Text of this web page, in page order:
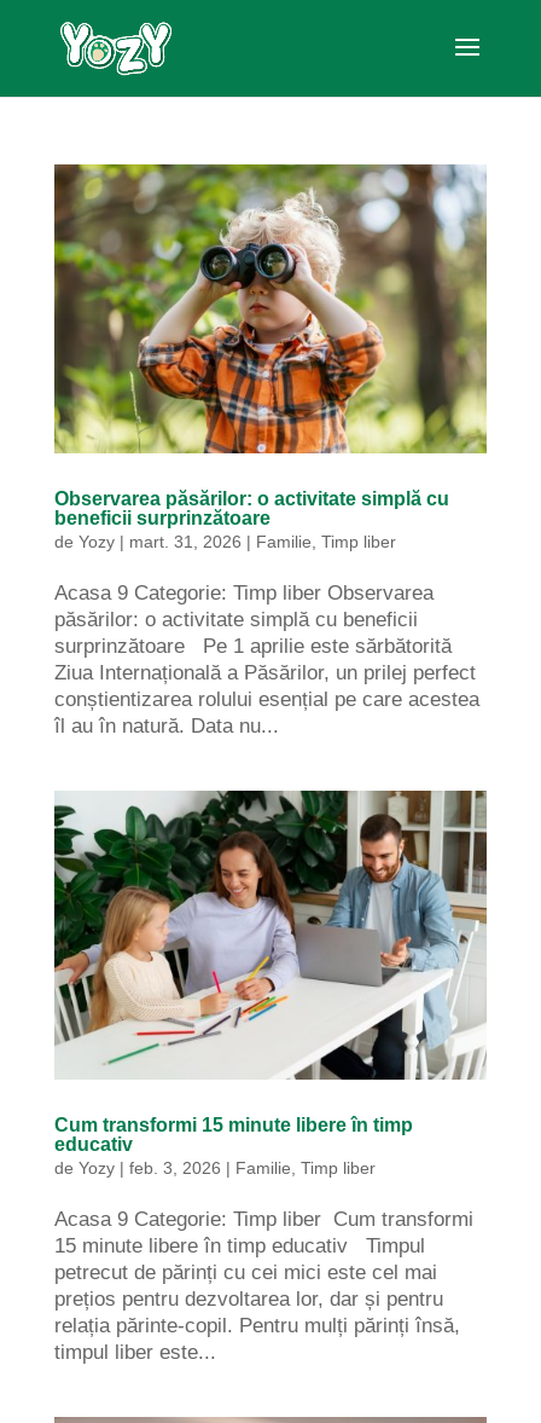
Observarea păsărilor: o activitate simplă cu
beneficii surprinzătoare
de Yozy| mart. 31, 2026 | Familie Timp liber
Acasa 9 Categorie: Timp liber Observarea
păsărilor: o activitate simplă cu beneficii
surprinzătoare Pe 1 aprilie este sărbătorită
Ziua Internațională a Păsărilor, un prilej perfect
conștientizarea rolului esențial pe care acestea
îl au în natură. Data nu...
Cum transformi 15 minute libere în timp
educativ
de Yozy| feb. 3, 2026 | Familie Timp liber
Acasa 9 Categorie: Timp liber Cum transformi
15 minute libere în timp educativ Timpul
petrecut de părinți cu cei mici este cel mai
prețios pentru dezvoltarea lor, dar și pentru
relația părinte-copil. Pentru mulți părinți însă,
timpul liber este...